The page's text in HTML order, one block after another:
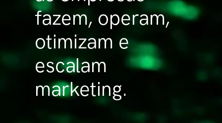
fazem, operam,
otimizam e
escalam
marketing.